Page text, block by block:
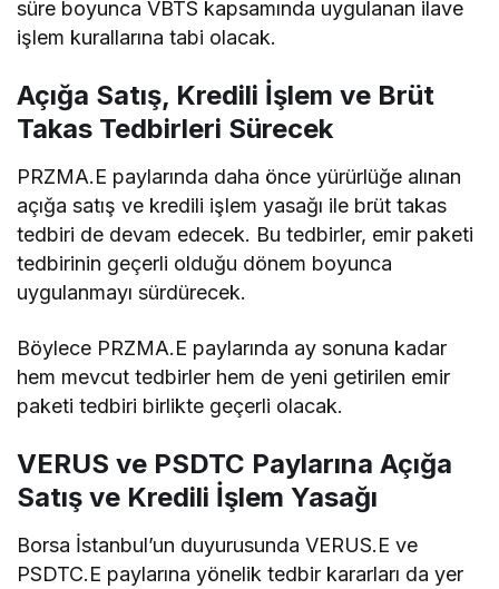
süre boyunca VBTS kapsamında uygulanan ilave
işlem kurallarına tabi olacak.
Açığa Satış, Kredili İşlem ve Brüt
Takas Tedbirleri Sürecek
PRZMA.E paylarında daha önce yürürlüğe alınan
açığa satış ve kredili işlem yasağı ile brüt takas
tedbiri de devam edecek. Bu tedbirler, emir paketi
tedbirinin geçerli olduğu dönem boyunca
uygulanmayı sürdürecek.
Böylece PRZMA.E paylarında ay sonuna kadar
hem mevcut tedbirler hem de yeni getirilen emir
paketi tedbiri birlikte geçerli olacak.
VERUS ve PSDTC Paylarına Açığa
Satış ve Kredili İşlem Yasağı
Borsa İstanbul’un duyurusunda VERUS.E ve
PSDTC.E paylarına yönelik tedbir kararları da yer